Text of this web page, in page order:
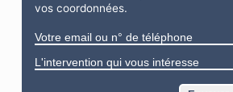
vos coordonnées.